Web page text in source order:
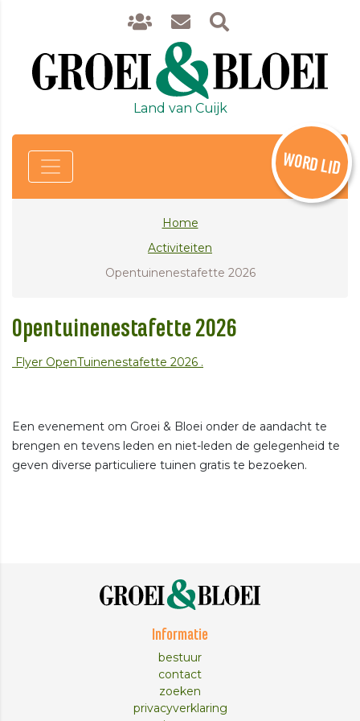
Land van Cuijk
WORD LID
Home
Activiteiten
Opentuinenestafette 2026
Opentuinenestafette 2026
Flyer OpenTuinenestafette 2026 .
Een evenement om Groei & Bloei onder de aandacht te
brengen en tevens leden en niet-leden de gelegenheid te
geven diverse particuliere tuinen gratis te bezoeken.
Informatie
bestuur
contact
zoeken
privacyverklaring